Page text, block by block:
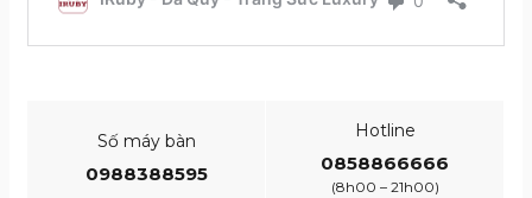
Số máy bàn
0988388595
Hotline
0858866666
(8h00 – 21h00)